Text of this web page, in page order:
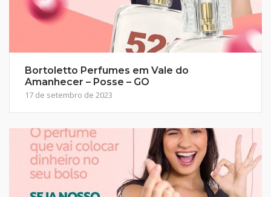
Bortoletto Perfumes em Vale do
Amanhecer – Posse – GO
17 de setembro de 2023